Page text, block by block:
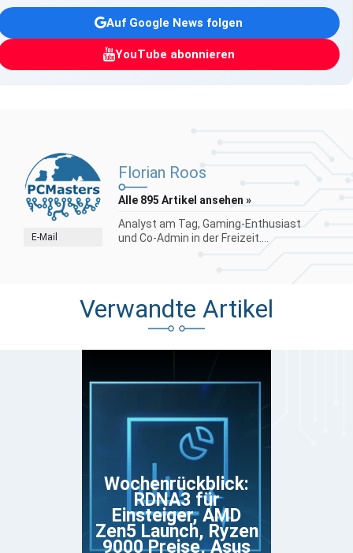
Auf Google News folgen
YouTube abonnieren
E-Mail
Florian Roos
Alle 895 Artikel ansehen »
Analyst am Tag, Gaming-Enthusiast
und Co-Admin in der Freizeit....
Verwandte Artikel
Wochenrückblick:
RDNA3 für
Einsteiger, AMD
Zen5 Launch, Ryzen
9000 Preise, Asus